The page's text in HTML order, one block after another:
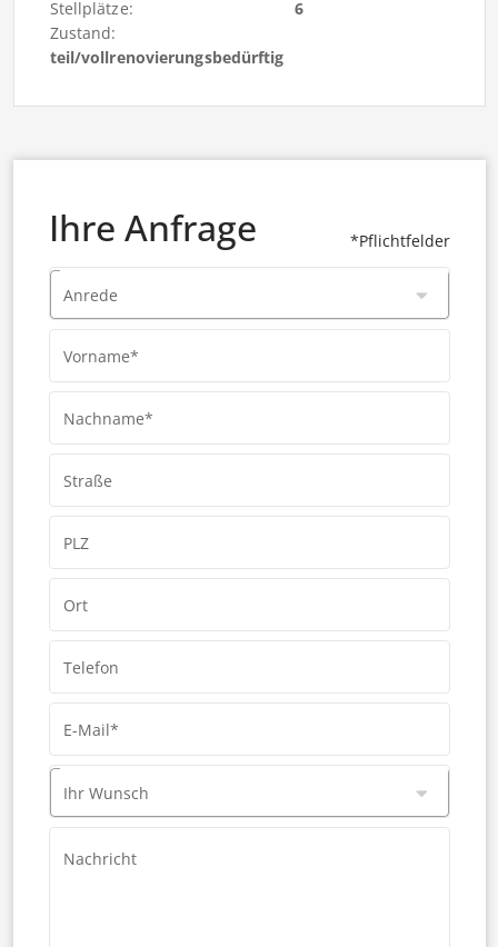
Stellplätze:
6
Zustand:
teil/vollrenovierungsbedürftig
*Pflichtfelder
Ihre Anfrage
Anrede
Vorname*
Nachname*
Straße
PLZ
Ort
Telefon
E-Mail*
Ihr Wunsch
Nachricht